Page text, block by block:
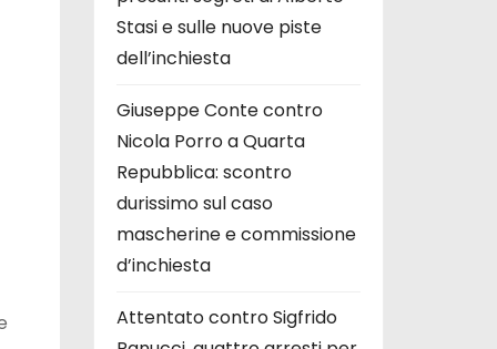
Stasi e sulle nuove piste
dell’inchiesta
Giuseppe Conte contro
Nicola Porro a Quarta
Repubblica: scontro
durissimo sul caso
mascherine e commissione
d’inchiesta
Attentato contro Sigfrido